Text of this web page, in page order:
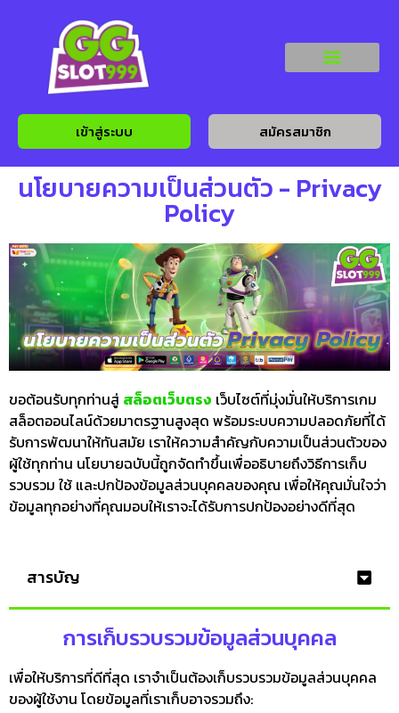
เข้าสู่ระบบ สมัครสมาชิก
นโยบายความเป็นส่วนตัว - Privacy
Policy
ขอต้อนรับทุกท่านสู่ สล็อตเว็บตรง เว็บไซต์ที่มุ่งมั่นให้บริการเกม
สล็อตออนไลน์ด้วยมาตรฐานสูงสุด พร้อมระบบความปลอดภัยที่ได้
รับการพัฒนาให้ทันสมัย เราให้ความสำคัญกับความเป็นส่วนตัวของ
ผู้ใช้ทุกท่าน นโยบายฉบับนี้ถูกจัดทำขึ้นเพื่ออธิบายถึงวิธีการเก็บ
รวบรวม ใช้ และปกป้องข้อมูลส่วนบุคคลของคุณ เพื่อให้คุณมั่นใจว่า
ข้อมูลทุกอย่างที่คุณมอบให้เราจะได้รับการปกป้องอย่างดีที่สุด
สารบัญ
การเก็บรวบรวมข้อมูลส่วนบุคคล
เพื่อให้บริการที่ดีที่สุด เราจำเป็นต้องเก็บรวบรวมข้อมูลส่วนบุคคล
ของผู้ใช้งาน โดยข้อมูลที่เราเก็บอาจรวมถึง: